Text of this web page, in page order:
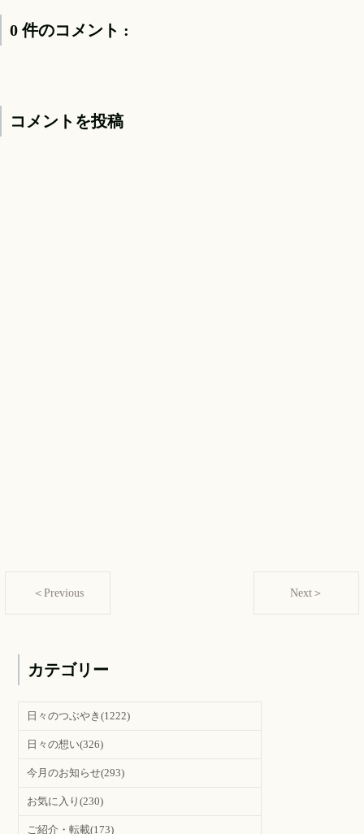
0 件のコメント :
コメントを投稿
＜Previous Next＞
カテゴリー
日々のつぶやき(1222)
日々の想い(326)
今月のお知らせ(293)
お気に入り(230)
ご紹介・転載(173)